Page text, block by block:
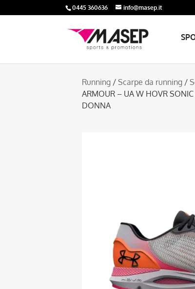
0445 360636 info@masep.it
Running / Scarpe da running /
ARMOUR – UA W HOVR
DONNA